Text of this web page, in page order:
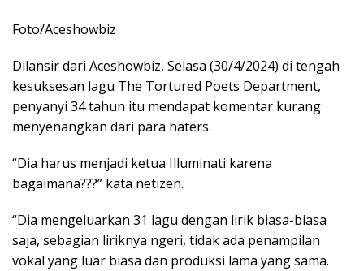
Foto/Aceshowbiz
Dilansir dari Aceshowbiz, Selasa (30/4/2024) di tengah
kesuksesan lagu The Tortured Poets Department,
penyanyi 34 tahun itu mendapat komentar kurang
menyenangkan dari para haters.
“Dia harus menjadi ketua Illuminati karena
bagaimana???” kata netizen.
“Dia mengeluarkan 31 lagu dengan lirik biasa-biasa
saja, sebagian liriknya ngeri, tidak ada penampilan
vokal yang luar biasa dan produksi lama yang sama.